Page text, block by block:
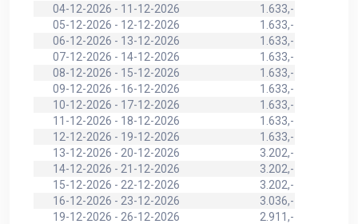
04-12-2026 - 11-12-2026
1.633,-
05-12-2026 - 12-12-2026
1.633,-
06-12-2026 - 13-12-2026
1.633,-
07-12-2026 - 14-12-2026
1.633,-
08-12-2026 - 15-12-2026
1.633,-
09-12-2026 - 16-12-2026
1.633,-
10-12-2026 - 17-12-2026
1.633,-
11-12-2026 - 18-12-2026
1.633,-
12-12-2026 - 19-12-2026
1.633,-
13-12-2026 - 20-12-2026
3.202,-
14-12-2026 - 21-12-2026
3.202,-
15-12-2026 - 22-12-2026
3.202,-
16-12-2026 - 23-12-2026
3.036,-
19-12-2026 - 26-12-2026
2.911,-